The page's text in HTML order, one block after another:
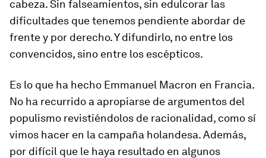
cabeza. Sin falseamientos, sin edulcorar las
dificultades que tenemos pendiente abordar de
frente y por derecho. Y difundirlo, no entre los
convencidos, sino entre los escépticos.
Es lo que ha hecho Emmanuel Macron en Francia.
No ha recurrido a apropiarse de argumentos del
populismo revistiéndolos de racionalidad, como sí
vimos hacer en la campaña holandesa. Además,
por difícil que le haya resultado en algunos